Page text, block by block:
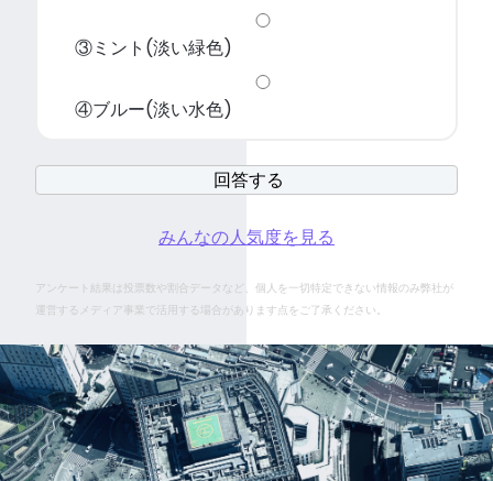
③ミント(淡い緑色)
④ブルー(淡い水色)
みんなの人気度を見る
アンケート結果は投票数や割合データなど、個人を一切特定できない情報のみ弊社が
運営するメディア事業で活用する場合があります点をご了承ください。